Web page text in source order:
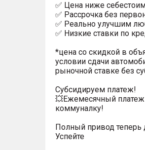
✅ Цена ниже
✅ Рассрочка без
✅ Реально улучшим
✅ Низкие ставки по
*цена со скидкой в
условии сдачи
рыночной ставке без
Субсидируем платеж!
💥Ежемесячный
коммуналку!
Полный привод
Успейте